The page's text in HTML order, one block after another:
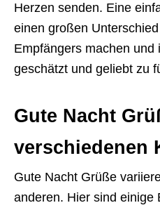
Herzen senden. Eine
einen großen
Empfängers machen und
geschätzt und geliebt zu
Gute Nacht
verschiedenen
Gute Nacht Grüße
anderen. Hier sind einige